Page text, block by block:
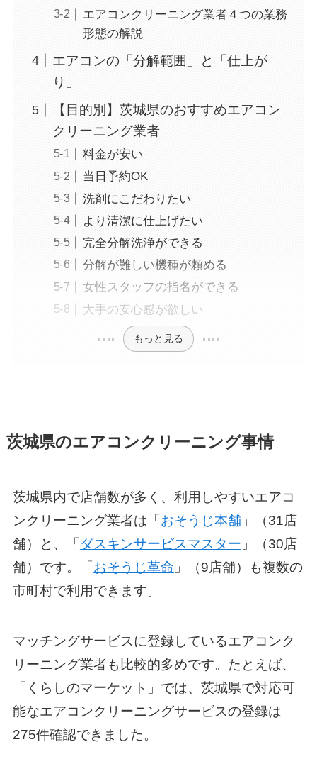
エアコンクリーニング業者４つの業務
形態の解説
エアコンの「分解範囲」と「仕上が
り」
【目的別】茨城県のおすすめエアコン
クリーニング業者
料金が安い
当日予約OK
洗剤にこだわりたい
より清潔に仕上げたい
完全分解洗浄ができる
分解が難しい機種が頼める
女性スタッフの指名ができる
大手の安心感が欲しい
もっと見る
茨城県のエアコンクリーニング事情
茨城県内で店舗数が多く、利用しやすいエアコ
ンクリーニング業者は「 おそうじ本舗 」（31店
舗）と、「 ダスキンサービスマスター 」（30店
舗）です。「 おそうじ革命 」（9店舗）も複数の
市町村で利用できます。
マッチングサービスに登録しているエアコンク
リーニング業者も比較的多めです。たとえば、
「くらしのマーケット」では、茨城県で対応可
能なエアコンクリーニングサービスの登録は
275件確認できました。